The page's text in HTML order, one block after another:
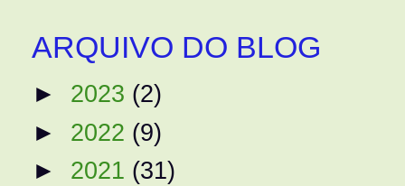
ARQUIVO DO BLOG
► 2023 (2)
► 2022 (9)
► 2021 (31)